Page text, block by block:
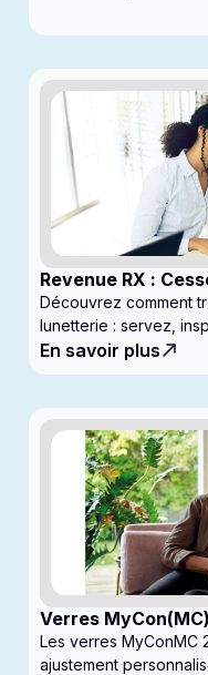
Revenue RX :
Commencez à
Découvrez comment
lunetterie : servez,
En savoir plus
Verres
nouvelle
enfantsconçus
Les verres MyConMC
ajustement